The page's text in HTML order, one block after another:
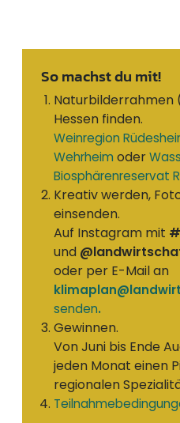
So machst du mit!
Naturbilderrahmen
Hessen finden.
Weinregion
Wehrheim oder
Biosphärenreservat
Kreativ werden,
einsenden.
Auf Instagram mit
und
oder per E-Mail an
senden.
Gewinnen.
Von Juni bis Ende
jeden Monat einen
regionalen